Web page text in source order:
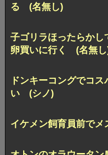
る (名無し)
子ゴリラほったらかし
卵買いに行く (名無
ドンキーコングでコ
い (シノ)
イケメン飼育員前で